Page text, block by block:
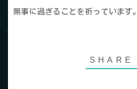
無事に過ぎることを祈っています。